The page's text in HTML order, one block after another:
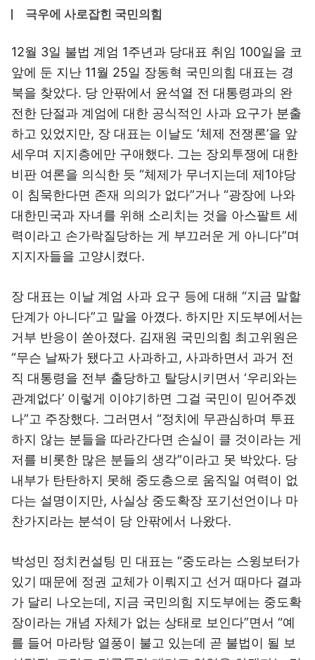
극우에 사로잡힌 국민의힘
12월 3일 불법 계엄 1주년과 당대표 취임 100일을 코
앞에 둔 지난 11월 25일 장동혁 국민의힘 대표는 경
북을 찾았다. 당 안팎에서 윤석열 전 대통령과의 완
전한 단절과 계엄에 대한 공식적인 사과 요구가 분출
하고 있었지만, 장 대표는 이날도 ‘체제 전쟁론’을 앞
세우며 지지층에만 구애했다. 그는 장외투쟁에 대한
비판 여론을 의식한 듯 “체제가 무너지는데 제1야당
이 침묵한다면 존재 의의가 없다”거나 “광장에 나와
대한민국과 자녀를 위해 소리치는 것을 아스팔트 세
력이라고 손가락질당하는 게 부끄러운 게 아니다”며
지지자들을 고양시켰다.
장 대표는 이날 계엄 사과 요구 등에 대해 “지금 말할
단계가 아니다”고 말을 아꼈다. 하지만 지도부에서는
거부 반응이 쏟아졌다. 김재원 국민의힘 최고위원은
“무슨 날짜가 됐다고 사과하고, 사과하면서 과거 전
직 대통령을 전부 출당하고 탈당시키면서 ‘우리와는
관계없다’ 이렇게 이야기하면 그걸 국민이 믿어주겠
나”고 주장했다. 그러면서 “정치에 무관심하며 투표
하지 않는 분들을 따라간다면 손실이 클 것이라는 게
저를 비롯한 많은 분들의 생각”이라고 못 박았다. 당
내부가 탄탄하지 못해 중도층으로 움직일 여력이 없
다는 설명이지만, 사실상 중도확장 포기선언이나 마
찬가지라는 분석이 당 안팎에서 나왔다.
박성민 정치컨설팅 민 대표는 “중도라는 스윙보터가
있기 때문에 정권 교체가 이뤄지고 선거 때마다 결과
가 달리 나오는데, 지금 국민의힘 지도부에는 중도확
장이라는 개념 자체가 없는 상태로 보인다”면서 “예
를 들어 마라탕 열풍이 불고 있는데 곧 불법이 될 보